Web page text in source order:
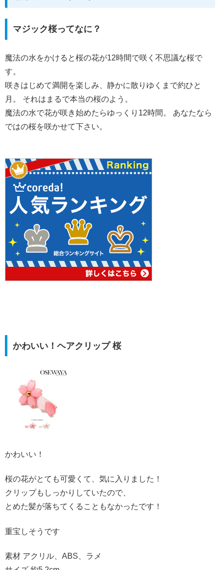
マジック桜ってなに？
魔法の水をかけると桜の花が12時間で咲く不思議な桜で
す。
咲きはじめて満開を楽しみ、静かに散りゆくまで約ひと
月。 それはまるで本当の桜のよう。
魔法の水で花が咲き始めたらゆっくり12時間。 あなたなら
ではの桜を咲かせて下さい。
かわいい！ヘアクリップ 桜
かわいい！
桜の花がとても可愛くて、気に入りました！
クリップもしっかりしていたので、
とめた髪が落ちてくることもなかったです！
重宝しそうです
素材 アクリル、ABS、ラメ